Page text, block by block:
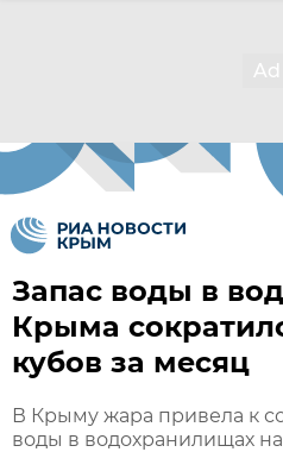
Запас воды в
Крыма
кубов за месяц
В Крыму жара привела к
воды в водохранилищах